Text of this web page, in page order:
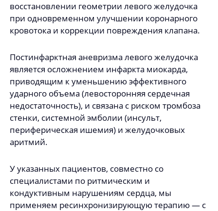
восстановлении геометрии левого желудочка
при одновременном улучшении коронарного
кровотока и коррекции повреждения клапана.
Постинфарктная аневризма левого желудочка
является осложнением инфаркта миокарда,
приводящим к уменьшению эффективного
ударного объема (левосторонняя сердечная
недостаточность), и связана с риском тромбоза
стенки, системной эмболии (инсульт,
периферическая ишемия) и желудочковых
аритмий.
У указанных пациентов, совместно со
специалистами по ритмическим и
кондуктивным нарушениям сердца, мы
применяем ресинхронизирующую терапию — с